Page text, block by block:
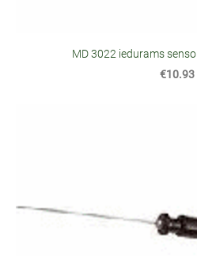
MD 3022 iedurams
€10.93